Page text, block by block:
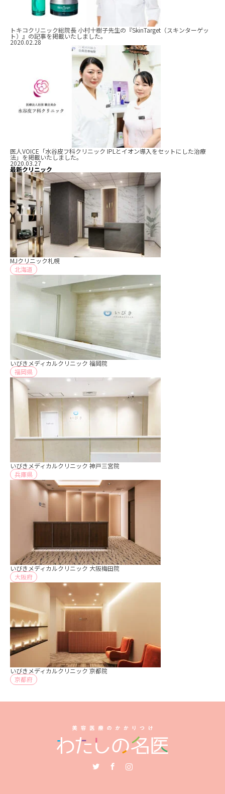
トキコクリニック総院長 小村十樹子先生の『SkinTarget（スキンターゲッ
ト）』の記事を掲載いたしました。
2020.02.28
医人VOICE「水谷皮フ科クリニック IPLとイオン導入をセットにした治療
法」を掲載いたしました。
2020.03.27
最新クリニック
MJクリニック札幌
北海道
いびきメディカルクリニック 福岡院
福岡県
いびきメディカルクリニック 神戸三宮院
兵庫県
いびきメディカルクリニック 大阪梅田院
大阪府
いびきメディカルクリニック 京都院
京都府